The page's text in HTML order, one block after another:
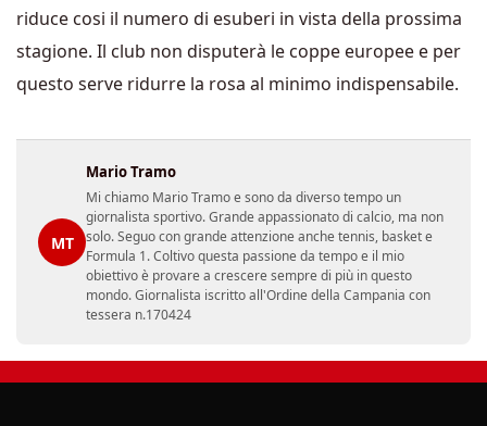
riduce cosi il numero di esuberi in vista della prossima
stagione. Il club non disputerà le coppe europee e per
questo serve ridurre la rosa al minimo indispensabile.
MT
Mario Tramo
Mi chiamo Mario Tramo e sono da diverso tempo un
giornalista sportivo. Grande appassionato di calcio, ma non
solo. Seguo con grande attenzione anche tennis, basket e
Formula 1. Coltivo questa passione da tempo e il mio
obiettivo è provare a crescere sempre di più in questo
mondo. Giornalista iscritto all'Ordine della Campania con
tessera n.170424